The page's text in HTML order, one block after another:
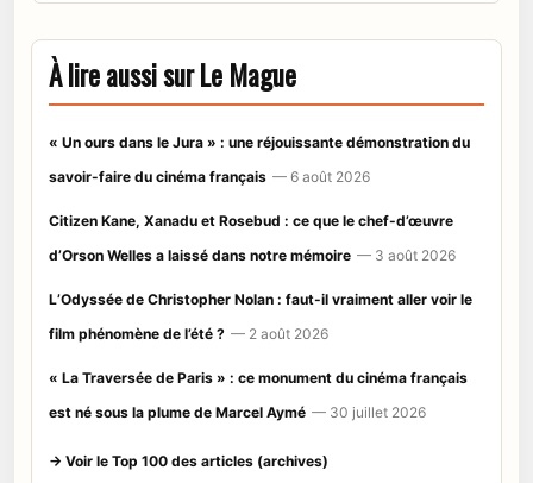
À lire aussi sur Le Mague
« Un ours dans le Jura » : une réjouissante démonstration du
savoir-faire du cinéma français — 6 août 2026
Citizen Kane, Xanadu et Rosebud : ce que le chef-d’œuvre
d’Orson Welles a laissé dans notre mémoire — 3 août 2026
L’Odyssée de Christopher Nolan : faut-il vraiment aller voir le
film phénomène de l’été ? — 2 août 2026
« La Traversée de Paris » : ce monument du cinéma français
est né sous la plume de Marcel Aymé — 30 juillet 2026
→ Voir le Top 100 des articles (archives)